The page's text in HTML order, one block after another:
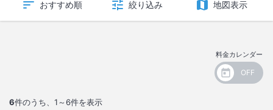
おすすめ順 絞り込み 地図表示
料金カレンダー
6件のうち、 1～6件を表示